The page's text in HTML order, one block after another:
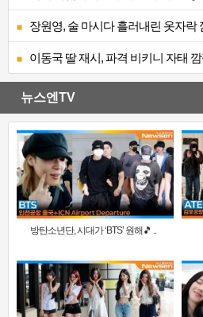
장원영, 술 마시다 흘러내린 옷자
이동국 딸 재시, 파격 비키니 자태
뉴스엔TV
방탄소년단, 시대가 ‘BTS’ 원해🎵 ..